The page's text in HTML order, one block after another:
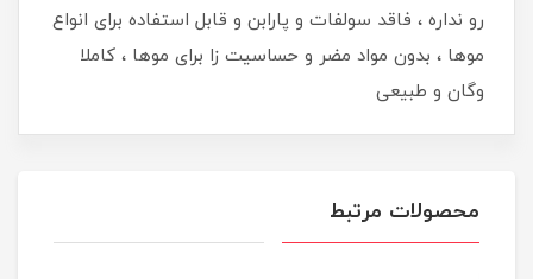
رو نداره ، فاقد سولفات و پارابن و قابل استفاده برای انواع
موها ، بدون مواد مضر و حساسیت زا برای موها ، کاملا
وگان و طبیعی
محصولات مرتبط